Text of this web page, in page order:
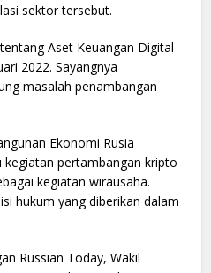
sektor tersebut.
Aset Keuangan Digital
2022. Sayangnya
masalah penambangan
Ekonomi Rusia
kegiatan pertambangan kripto
kegiatan wirausaha.
hukum yang diberikan dalam
Russian Today, Wakil